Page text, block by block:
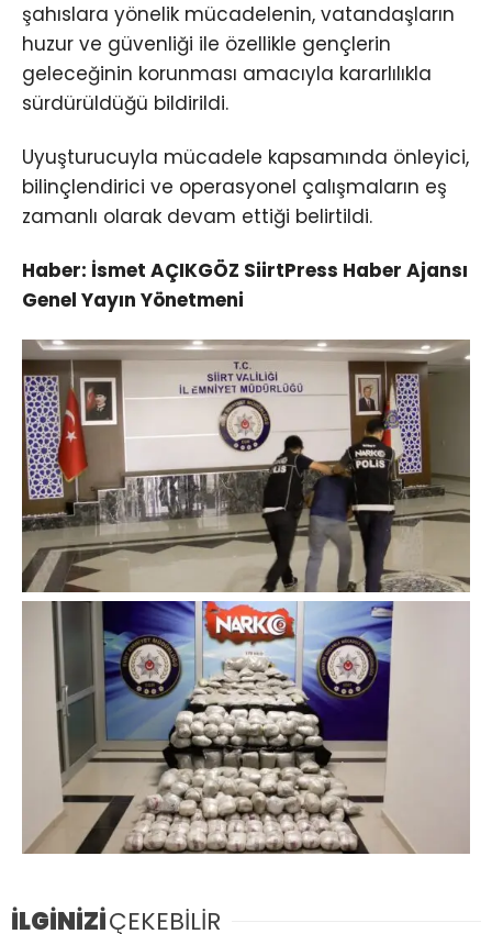
şahıslara yönelik mücadelenin, vatandaşların
huzur ve güvenliği ile özellikle gençlerin
geleceğinin korunması amacıyla kararlılıkla
sürdürüldüğü bildirildi.
Uyuşturucuyla mücadele kapsamında önleyici,
bilinçlendirici ve operasyonel çalışmaların eş
zamanlı olarak devam ettiği belirtildi.
Haber: İsmet AÇIKGÖZ SiirtPress Haber Ajansı
Genel Yayın Yönetmeni
İLGİNİZİÇEKEBİLİR